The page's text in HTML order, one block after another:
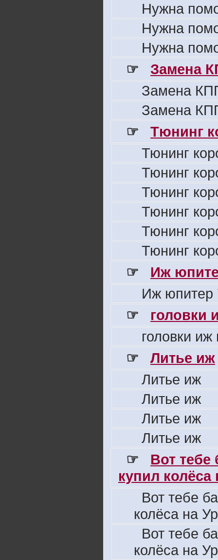
Нужна
Нужна
Нужна
☞
Замена
Замена
Замена
☞
Тюнинг
Тюнинг
Тюнинг
Тюнинг
Тюнинг
Тюнинг
Тюнинг
☞
Иж
Иж юпитер
☞
головки
головки
☞
Литье иж
Литье иж
Литье иж
Литье иж
Литье иж
☞
Вот
купил колёса
Вот тебе
колёса на
Вот тебе
колёса на